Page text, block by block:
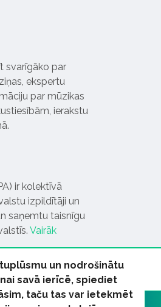
svarīgāko par
ekspertu
par mūzikas
ierakstu
ir kolektīvā
izpildītāji un
saņemtu taisnīgu
Vairāk
un nodrošinātu
savā ierīcē, spiediet
taču tas var ietekmēt